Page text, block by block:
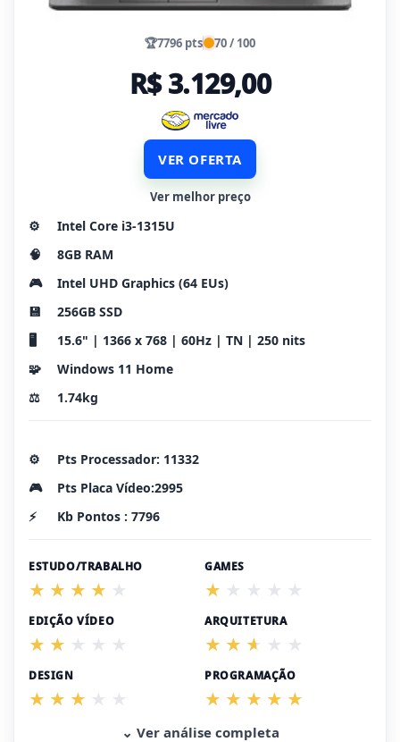
🏆7796 pts 70 / 100
R$ 3.129,00
VER OFERTA
Ver melhor preço
⚙️
Intel Core i3-1315U
🧠
8GB RAM
🎮
Intel UHD Graphics (64 EUs)
💾
256GB SSD
🖥️
15.6" | 1366 x 768 | 60Hz | TN | 250 nits
🧩
Windows 11 Home
⚖️
1.74kg
⚙️
Pts Processador: 11332
🎮
Pts Placa Vídeo:2995
⚡
Kb Pontos : 7796
ESTUDO/TRABALHO GAMES
EDIÇÃO VÍDEO ARQUITETURA
DESIGN PROGRAMAÇÃO
⌄ Ver análise completa